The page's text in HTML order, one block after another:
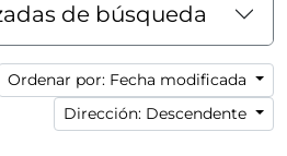
de búsqueda
Ordenar por: Fecha modificada
Dirección: Descendente